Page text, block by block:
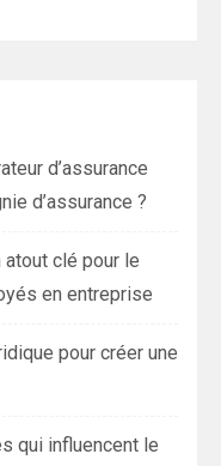
d’assurance
d’assurance ?
atout clé pour le
en entreprise
pour créer une
qui influencent le